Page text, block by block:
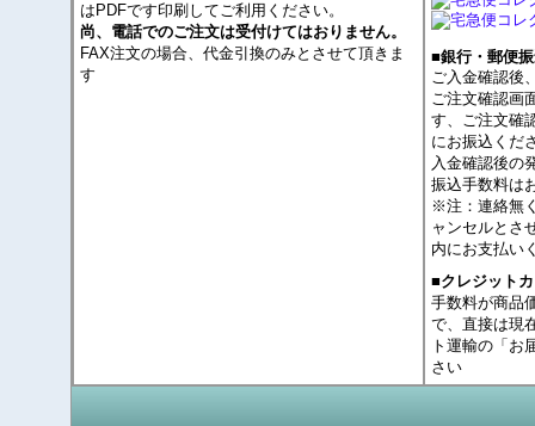
はPDFです印刷してご利用ください。
尚、電話でのご注文は受付けてはおりません。
FAX注文の場合、代金引換のみとさせて頂きま
す
■銀行・郵便
ご入金確認後
ご注文確認画
す、ご注文確
にお振込くだ
入金確認後の
振込手数料は
※注：連絡無
ャンセルとさ
内にお支払い
■クレジット
手数料が商品
で、直接は現
ト運輸の「お
さい